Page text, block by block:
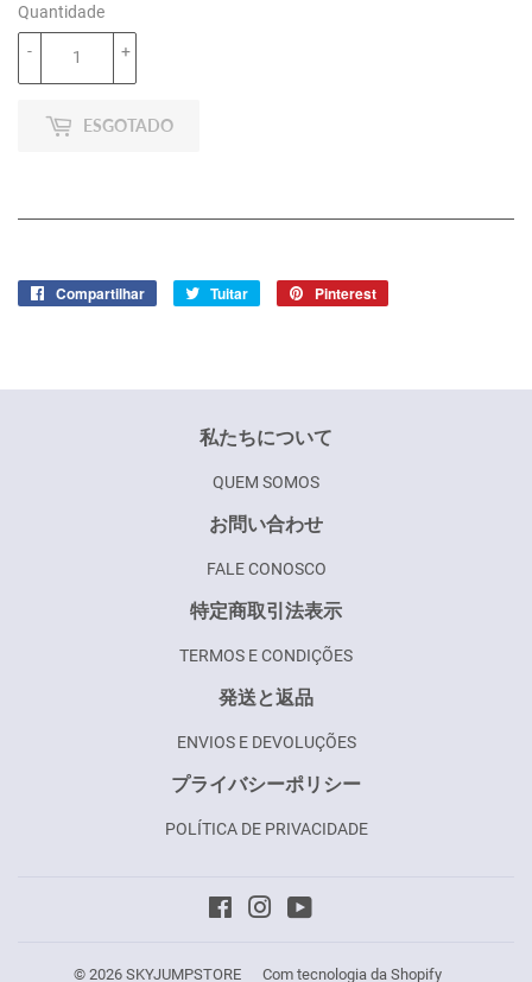
Quantidade
+
-
ESGOTADO
Compartilhar
Compartilhar
Tuitar Tuitar Pinterest
私たちについて
QUEM SOMOS
お問い合わせ
FALE CONOSCO
特定商取引法表示
TERMOS E CONDIÇÕES
発送と返品
ENVIOS E DEVOLUÇÕES
プライバシーポリシー
POLÍTICA DE PRIVACIDADE
FacebookInstagram
© 2026 SKYJUMPSTORE Com tecnologia da Shopify